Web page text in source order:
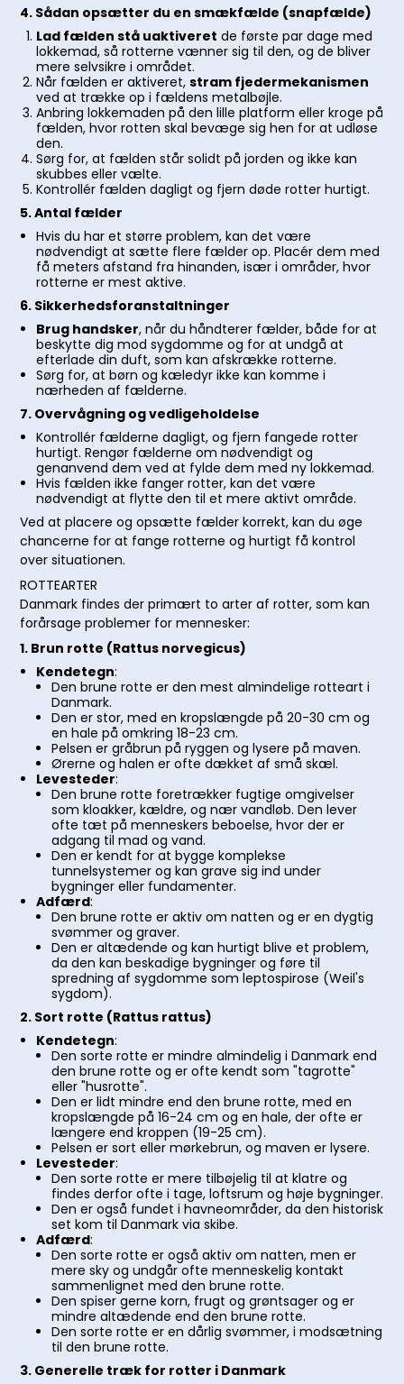
4. Sådan opsætter du en smækfælde (snapfælde)
Lad fælden stå uaktiveret de første par dage med
lokkemad, så rotterne vænner sig til den, og de bliver
mere selvsikre i området.
Når fælden er aktiveret, stram fjedermekanismen
ved at trække op i fældens metalbøjle.
Anbring lokkemaden på den lille platform eller kroge på
fælden, hvor rotten skal bevæge sig hen for at udløse
den.
Sørg for, at fælden står solidt på jorden og ikke kan
skubbes eller vælte.
Kontrollér fælden dagligt og fjern døde rotter hurtigt.
5. Antal fælder
Hvis du har et større problem, kan det være
nødvendigt at sætte flere fælder op. Placér dem med
få meters afstand fra hinanden, især i områder, hvor
rotterne er mest aktive.
6. Sikkerhedsforanstaltninger
Brug handsker, når du håndterer fælder, både for at
beskytte dig mod sygdomme og for at undgå at
efterlade din duft, som kan afskrække rotterne.
Sørg for, at børn og kæledyr ikke kan komme i
nærheden af fælderne.
7. Overvågning og vedligeholdelse
Kontrollér fælderne dagligt, og fjern fangede rotter
hurtigt. Rengør fælderne om nødvendigt og
genanvend dem ved at fylde dem med ny lokkemad.
Hvis fælden ikke fanger rotter, kan det være
nødvendigt at flytte den til et mere aktivt område.
Ved at placere og opsætte fælder korrekt, kan du øge
chancerne for at fange rotterne og hurtigt få kontrol
over situationen.
ROTTEARTER
Danmark findes der primært to arter af rotter, som kan
forårsage problemer for mennesker:
1. Brun rotte (Rattus norvegicus)
Kendetegn:
Den brune rotte er den mest almindelige rotteart i
Danmark.
Den er stor, med en kropslængde på 20-30 cm og
en hale på omkring 18-23 cm.
Pelsen er gråbrun på ryggen og lysere på maven.
Ørerne og halen er ofte dækket af små skæl.
Levesteder:
Den brune rotte foretrækker fugtige omgivelser
som kloakker, kældre, og nær vandløb. Den lever
ofte tæt på menneskers beboelse, hvor der er
adgang til mad og vand.
Den er kendt for at bygge komplekse
tunnelsystemer og kan grave sig ind under
bygninger eller fundamenter.
Adfærd:
Den brune rotte er aktiv om natten og er en dygtig
svømmer og graver.
Den er altædende og kan hurtigt blive et problem,
da den kan beskadige bygninger og føre til
spredning af sygdomme som leptospirose (Weil's
sygdom).
2. Sort rotte (Rattus rattus)
Kendetegn:
Den sorte rotte er mindre almindelig i Danmark end
den brune rotte og er ofte kendt som "tagrotte"
eller "husrotte".
Den er lidt mindre end den brune rotte, med en
kropslængde på 16-24 cm og en hale, der ofte er
længere end kroppen (19-25 cm).
Pelsen er sort eller mørkebrun, og maven er lysere.
Levesteder:
Den sorte rotte er mere tilbøjelig til at klatre og
findes derfor ofte i tage, loftsrum og høje bygninger.
Den er også fundet i havneområder, da den historisk
set kom til Danmark via skibe.
Adfærd:
Den sorte rotte er også aktiv om natten, men er
mere sky og undgår ofte menneskelig kontakt
sammenlignet med den brune rotte.
Den spiser gerne korn, frugt og grøntsager og er
mindre altædende end den brune rotte.
Den sorte rotte er en dårlig svømmer, i modsætning
til den brune rotte.
3. Generelle træk for rotter i Danmark